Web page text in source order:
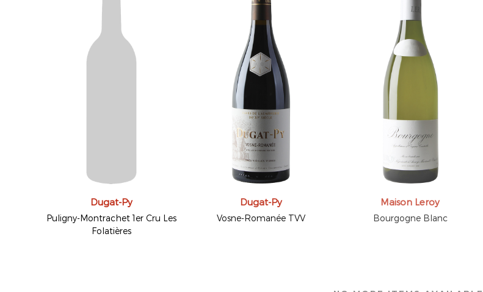
Dugat-Py
Puligny-Montrachet 1er Cru Les
Folatières
Dugat-Py
Vosne-Romanée TVV
Maison Leroy
Bourgogne Blanc